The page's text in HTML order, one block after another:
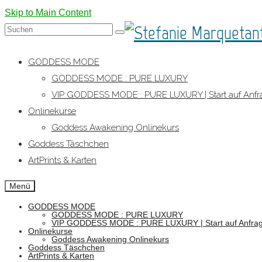
Skip to Main Content
Suche
GODDESS MODE
GODDESS MODE : PURE LUXURY
VIP GODDESS MODE : PURE LUXURY | Start auf
Onlinekurse
Goddess Awakening Onlinekurs
Goddess Täschchen
ArtPrints & Karten
Menü
GODDESS MODE
GODDESS MODE : PURE LUXURY
VIP GODDESS MODE : PURE LUXURY | Start auf
Onlinekurse
Goddess Awakening Onlinekurs
Goddess Täschchen
ArtPrints & Karten